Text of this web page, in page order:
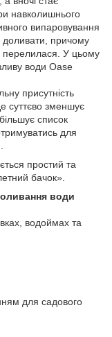
навколишнього
випаровування
доливати, причому
перелилася. У цьому
води Oase
присутність
суттєво зменшує
список
для
простий та
бачок».
води
водоймах та
для садового